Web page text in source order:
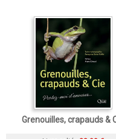
Grenouilles, crapauds &